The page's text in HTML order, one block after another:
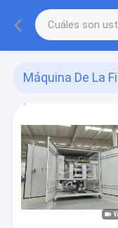
Máquina De La
Transformador
(30)